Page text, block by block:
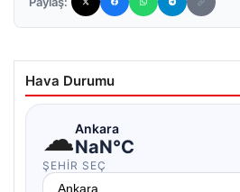
Hava Durumu
☁Ankara
NaN°C
ŞEHIR SEÇ